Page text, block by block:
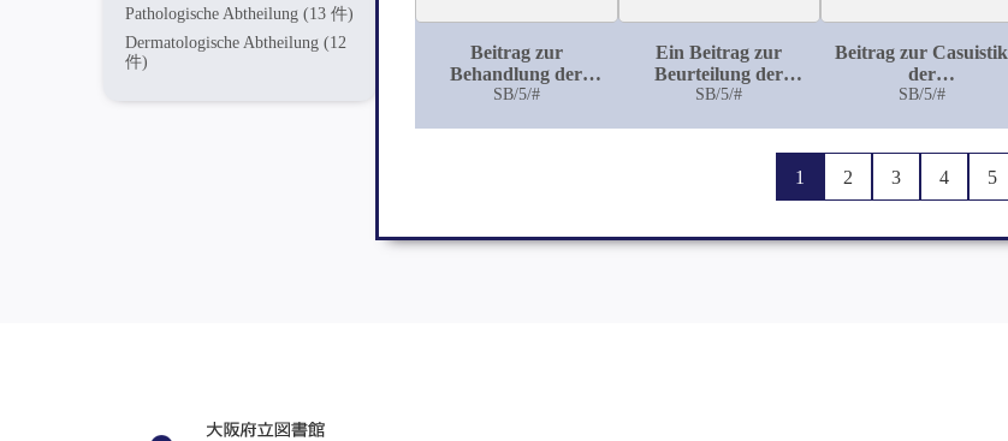
Pathologische Abtheilung(13 件)
Dermatologische Abtheilung(12
件)
Beitrag zur
Behandlung der
Sarkome an den
SB/5/#
Ein Beitrag zur
Beurteilung der
Alexander'schen
SB/5/#
Beitrag zur Casuistik
der
Beckengeschwülste in
SB/5/#
1 2 3 4 5